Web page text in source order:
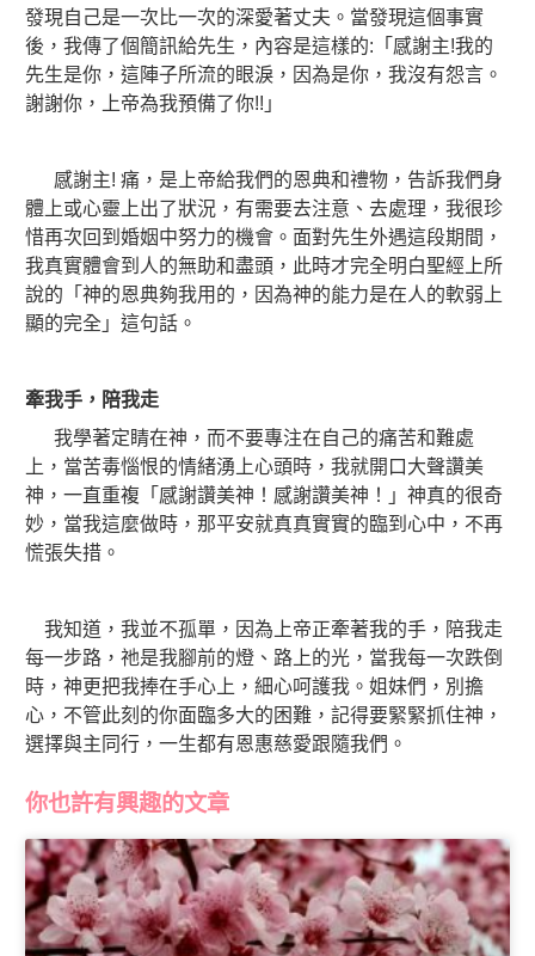
發現自己是一次比一次的深愛著丈夫。當發現這個事實
後，我傳了個簡訊給先生，內容是這樣的:「感謝主!我的
先生是你，這陣子所流的眼淚，因為是你，我沒有怨言。
謝謝你，上帝為我預備了你!!」
感謝主! 痛，是上帝給我們的恩典和禮物，告訴我們身
體上或心靈上出了狀況，有需要去注意、去處理，我很珍
惜再次回到婚姻中努力的機會。面對先生外遇這段期間，
我真實體會到人的無助和盡頭，此時才完全明白聖經上所
說的「神的恩典夠我用的，因為神的能力是在人的軟弱上
顯的完全」這句話。
牽我手，陪我走
我學著定睛在神，而不要專注在自己的痛苦和難處
上，當苦毒惱恨的情緒湧上心頭時，我就開口大聲讚美
神，一直重複「感謝讚美神！感謝讚美神！」神真的很奇
妙，當我這麼做時，那平安就真真實實的臨到心中，不再
慌張失措。
我知道，我並不孤單，因為上帝正牽著我的手，陪我走
每一步路，祂是我腳前的燈、路上的光，當我每一次跌倒
時，神更把我捧在手心上，細心呵護我。姐妹們，別擔
心，不管此刻的你面臨多大的困難，記得要緊緊抓住神，
選擇與主同行，一生都有恩惠慈愛跟隨我們。
你也許有興趣的文章